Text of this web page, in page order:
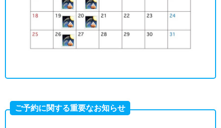
ご予約に関する重要なお知らせ